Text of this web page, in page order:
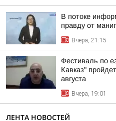
В потоке
правду от
Вчера, 21:15
Фестиваль по
Кавказ"
августа
Вчера, 19:01
ЛЕНТА НОВОСТЕЙ